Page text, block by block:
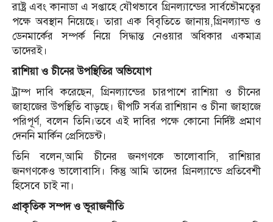
রাষ্ট্র এবং কানাডা এ সপ্তাহে যৌথভাবে গ্রিনল্যান্ডের সার্বভৌমত্বের
পক্ষে অবস্থান নিয়েছে। তারা এক বিবৃতিতে জানায়,গ্রিনল্যান্ড ও
ডেনমার্কের সম্পর্ক নিয়ে সিদ্ধান্ত নেওয়ার অধিকার একমাত্র
তাদেরই।
রাশিয়া ও চীনের উপস্থিতির অভিযোগ
ট্রাম্প দাবি করেছেন, গ্রিনল্যান্ডের চারপাশে রাশিয়া ও চীনের
জাহাজের উপস্থিতি বাড়ছে। দ্বীপটি সর্বত্র রাশিয়ান ও চীনা জাহাজে
পরিপূর্ণ, বলেন তিনি।তবে এই দাবির পক্ষে কোনো নির্দিষ্ট প্রমাণ
দেননি মার্কিন প্রেসিডেন্ট।
তিনি বলেন,আমি চীনের জনগণকে ভালোবাসি, রাশিয়ার
জনগণকেও ভালোবাসি। কিন্তু আমি তাদের গ্রিনল্যান্ডে প্রতিবেশী
হিসেবে চাই না।
প্রাকৃতিক সম্পদ ও ভূরাজনীতি